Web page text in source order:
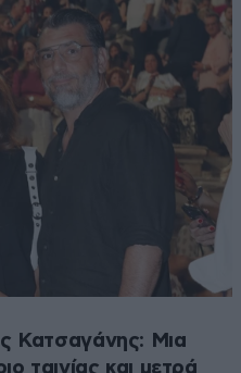
Κατσαγάνης: Μια
ταινίας και μετρά